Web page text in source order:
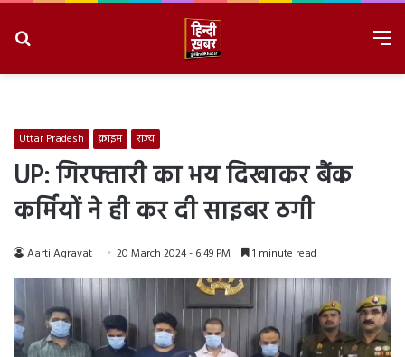
Uttar Pradesh क्राइम राज्य
UP: गिरफ्तारी का भय दिखाकर बैंक
कर्मियों ने ही कर दी साइबर ठगी
Aarti Agravat 20 March 2024 - 6:49 PM 1 minute read